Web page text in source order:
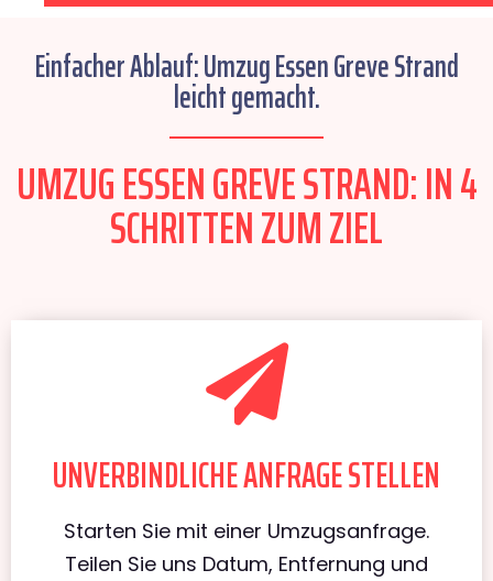
Einfacher Ablauf: Umzug Essen Greve Strand
leicht gemacht.
UMZUG ESSEN GREVE STRAND: IN 4
SCHRITTEN ZUM ZIEL
UNVERBINDLICHE ANFRAGE STELLEN
Starten Sie mit einer Umzugsanfrage.
Teilen Sie uns Datum, Entfernung und